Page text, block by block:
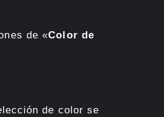
de «Color de
de color se